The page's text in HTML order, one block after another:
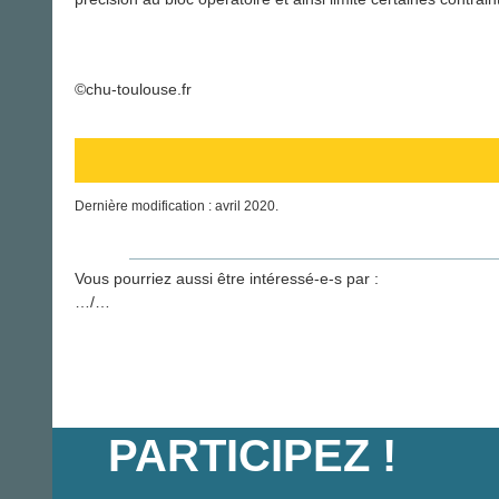
©chu-toulouse.fr
Dernière modification : avril 2020.
Vous pourriez aussi être intéressé-e-s par :
…/…
PARTICIPEZ !